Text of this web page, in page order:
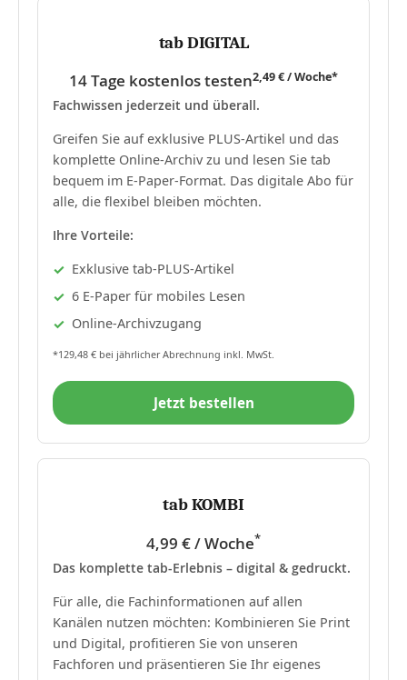
tab DIGITAL
14 Tage kostenlos testen2,49 € / Woche*
Fachwissen jederzeit und überall.
Greifen Sie auf exklusive PLUS-Artikel und das
komplette Online-Archiv zu und lesen Sie tab
bequem im E-Paper-Format. Das digitale Abo für
alle, die flexibel bleiben möchten.
Ihre Vorteile:
Exklusive tab-PLUS-Artikel
6 E-Paper für mobiles Lesen
Online-Archivzugang
*129,48 € bei jährlicher Abrechnung inkl. MwSt.
Jetzt bestellen
tab KOMBI
4,99 € / Woche*
Das komplette tab-Erlebnis – digital & gedruckt.
Für alle, die Fachinformationen auf allen
Kanälen nutzen möchten: Kombinieren Sie Print
und Digital, profitieren Sie von unseren
Fachforen und präsentieren Sie Ihr eigenes